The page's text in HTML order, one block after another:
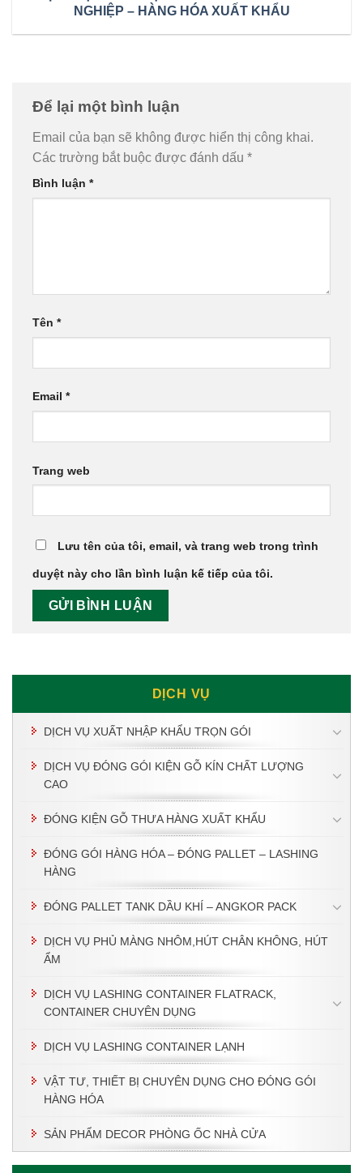
DỊCH VỤ
DỊCH VỤ XUẤT NHẬP KHẨU TRỌN GÓI
DỊCH VỤ ĐÓNG GÓI KIỆN GỖ KÍN CHẤT LƯỢNG
CAO
ĐÓNG KIỆN GỖ THƯA HÀNG XUẤT KHẨU
ĐÓNG GÓI HÀNG HÓA – ĐÓNG PALLET – LASHING
HÀNG
ĐÓNG PALLET TANK DẦU KHÍ – ANGKOR PACK
DỊCH VỤ PHỦ MÀNG NHÔM,HÚT CHÂN KHÔNG, HÚT
ẨM
DỊCH VỤ LASHING CONTAINER FLATRACK,
CONTAINER CHUYÊN DỤNG
DỊCH VỤ LASHING CONTAINER LẠNH
VẬT TƯ, THIẾT BỊ CHUYÊN DỤNG CHO ĐÓNG GÓI
HÀNG HÓA
SẢN PHẨM DECOR PHÒNG ỐC NHÀ CỬA
NGHIỆP – HÀNG HÓA XUẤT KHẨU
Để lại một bình luận
Email của bạn sẽ không được hiển thị công khai.
Các trường bắt buộc được đánh dấu *
Bình luận *
Tên *
Email *
Trang web
Lưu tên của tôi, email, và trang web trong trình
duyệt này cho lần bình luận kế tiếp của tôi.